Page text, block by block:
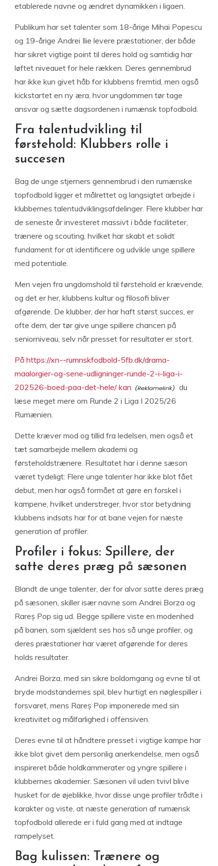
etablerede navne og ændret dynamikken i ligaen.
Publikum har set talenter som 18-årige Mihai Popescu
og 19-årige Andrei Ilie levere præstationer, der både
har sikret vigtige point til deres hold og samtidig har
løftet niveauet for hele rækken. Deres gennembrud
har ikke kun givet håb for klubbens fremtid, men også
kickstartet en ny æra, hvor ungdommen tør tage
ansvar og sætte dagsordenen i rumænsk topfodbold.
Fra talentudvikling til
førstehold: Klubbers rolle i
succesen
Bag de unge stjerners gennembrud i den rumænske
topfodbold ligger et målrettet og langsigtet arbejde i
klubbernes talentudviklingsafdelinger. Flere klubber har
de seneste år investeret massivt i både faciliteter,
trænere og scouting, hvilket har skabt et solidt
fundament for at identificere og udvikle unge spillere
med potentiale.
Men vejen fra ungdomshold til førstehold er krævende,
og det er her, klubbens kultur og filosofi bliver
afgørende. De klubber, der har haft størst succes, er
ofte dem, der tør give unge spillere chancen på
seniorniveau, selv når presset for resultater er stort.
På https://xn--rumnskfodbold-5fb.dk/drama-
maalorgier-og-sene-udligninger-runde-2-i-liga-i-
202526-boed-paa-det-hele/ kan
du
læse meget mere om Runde 2 i Liga I 2025/26
Rumænien.
Dette kræver mod og tillid fra ledelsen, men også et
tæt samarbejde mellem akademi og
førsteholdstrænere. Resultatet har i denne sæson
været tydeligt: Flere unge talenter har ikke blot fået
debut, men har også formået at gøre en forskel i
kampene, hvilket understreger, hvor stor betydning
klubbens indsats har for at bane vejen for næste
generation af profiler.
Profiler i fokus: Spillere, der
satte deres præg på sæsonen
Blandt de unge talenter, der for alvor satte deres præg
på sæsonen, skiller især navne som Andrei Borza og
Rareș Pop sig ud. Begge spillere viste en modenhed
på banen, som sjældent ses hos så unge profiler, og
deres præstationer har været afgørende for deres
holds resultater.
Andrei Borza, med sin sikre boldomgang og evne til at
bryde modstandernes spil, blev hurtigt en nøglespiller i
forsvaret, mens Rareș Pop imponerede med sin
kreativitet og målfarlighed i offensiven.
Deres evne til at håndtere presset i vigtige kampe har
ikke blot givet dem personlig anerkendelse, men også
inspireret både holdkammerater og yngre spillere i
klubbernes akademier. Sæsonen vil uden tvivl blive
husket for de øjeblikke, hvor disse unge profiler trådte i
karakter og viste, at næste generation af rumænsk
topfodbold allerede er i fuld gang med at indtage
rampelyset.
Bag kulissen: Trænere og